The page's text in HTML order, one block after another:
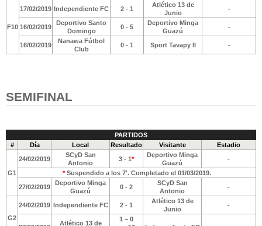
F10
17/02/2019 Independiente FC 2 - 1
Atlético 13 de
Junio
-
16/02/2019
Deportivo Santo
Domingo
0 - 5
Deportivo Minga
Guazú
-
16/02/2019
Nanawa Fútbol
Club
0 - 1 Sport Tavapy II -
SEMIFINAL
PARTIDOS
#
Día Local Resultado Visitante Estadio
G1
24/02/2019
SCyD San
Antonio
3 - 1*
Deportivo Minga
Guazú
-
*Suspendido a los 7'. Completado el 01/03/2019.
27/02/2019
Deportivo Minga
Guazú
0 - 2
SCyD San
Antonio
-
G2
24/02/2019 Independiente FC 2 - 1
Atlético 13 de
Junio
-
Atlético 13 de
1 – 0